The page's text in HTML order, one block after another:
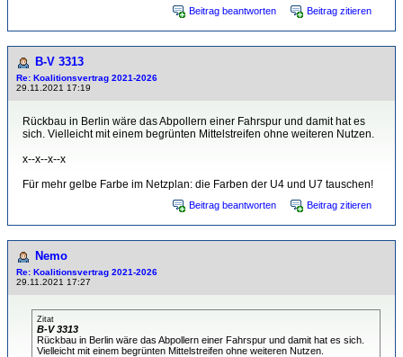
Beitrag beantworten Beitrag zitieren
B-V 3313
Re: Koalitionsvertrag 2021-2026
29.11.2021 17:19
Rückbau in Berlin wäre das Abpollern einer Fahrspur und damit hat es
sich. Vielleicht mit einem begrünten Mittelstreifen ohne weiteren Nutzen.
x--x--x--x
Für mehr gelbe Farbe im Netzplan: die Farben der U4 und U7 tauschen!
Beitrag beantworten Beitrag zitieren
Nemo
Re: Koalitionsvertrag 2021-2026
29.11.2021 17:27
Zitat
B-V 3313
Rückbau in Berlin wäre das Abpollern einer Fahrspur und damit hat es sich.
Vielleicht mit einem begrünten Mittelstreifen ohne weiteren Nutzen.